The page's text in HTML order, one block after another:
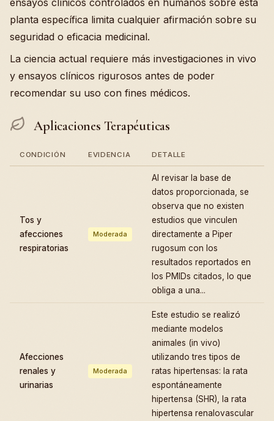
ensayos clínicos controlados en humanos sobre esta
planta específica limita cualquier afirmación sobre su
seguridad o eficacia medicinal.
La ciencia actual requiere más investigaciones in vivo
y ensayos clínicos rigurosos antes de poder
recomendar su uso con fines médicos.
Aplicaciones Terapéuticas
CONDICIÓN EVIDENCIA DETALLE
Tos y
afecciones
respiratorias
Moderada
Al revisar la base de
datos proporcionada, se
observa que no existen
estudios que vinculen
directamente a Piper
rugosum con los
resultados reportados en
los PMIDs citados, lo que
obliga a una...
Afecciones
renales y
urinarias
Moderada
Este estudio se realizó
mediante modelos
animales (in vivo)
utilizando tres tipos de
ratas hipertensas: la rata
espontáneamente
hipertensa (SHR), la rata
hipertensa renalovascular